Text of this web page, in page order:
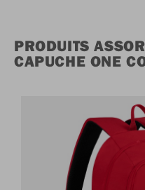
PRODUITS
CAPUCHE ONE